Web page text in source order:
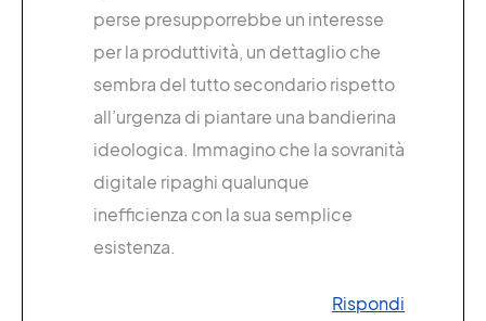
perse presupporrebbe un interesse
per la produttività, un dettaglio che
sembra del tutto secondario rispetto
all’urgenza di piantare una bandierina
ideologica. Immagino che la sovranità
digitale ripaghi qualunque
inefficienza con la sua semplice
esistenza.
Rispondi